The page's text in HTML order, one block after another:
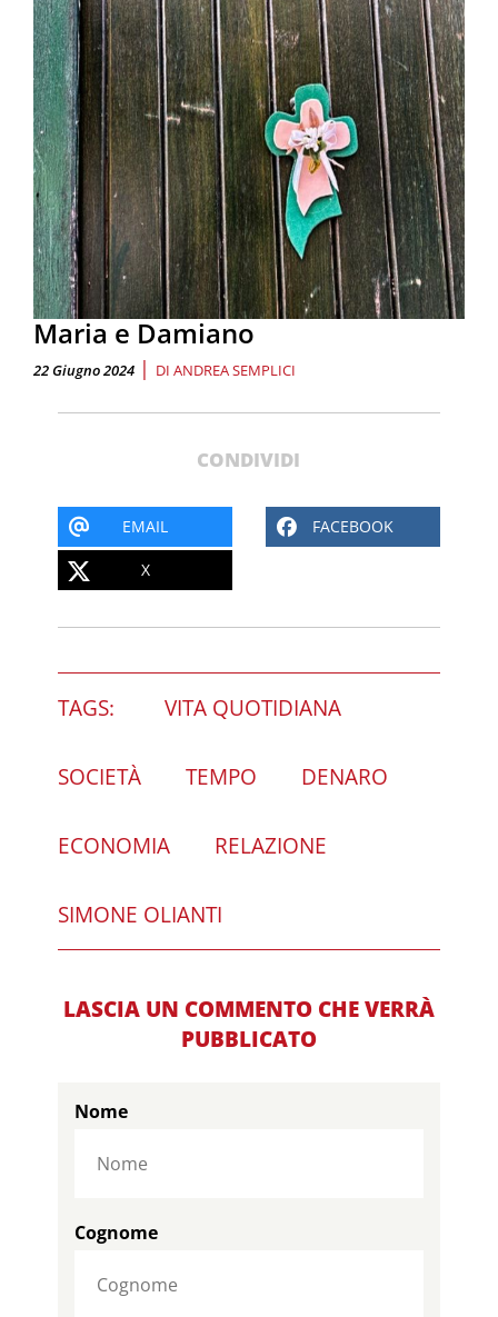
Maria e Damiano
22 Giugno 2024 | DI ANDREA SEMPLICI
CONDIVIDI
EMAIL FACEBOOK
X
TAGS: VITA QUOTIDIANA
SOCIETÀ TEMPO DENARO
ECONOMIA RELAZIONE
SIMONE OLIANTI
LASCIA UN COMMENTO CHE VERRÀ
PUBBLICATO
Nome
Cognome